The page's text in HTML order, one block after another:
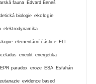
fauna Edvard Beneš
biologie ekologie
elektrodynamika
elementární částice ELI
eneolit energetika
EPR paradox eroze ESA Esfahán
eutanazie evidence based